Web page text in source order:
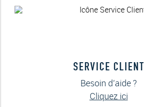
SERVICE CLIENT
Besoin d’aide ?
Cliquez ici